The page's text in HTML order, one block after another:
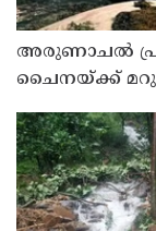
അരുണാചല്‍
ചൈനയ്ക്ക്